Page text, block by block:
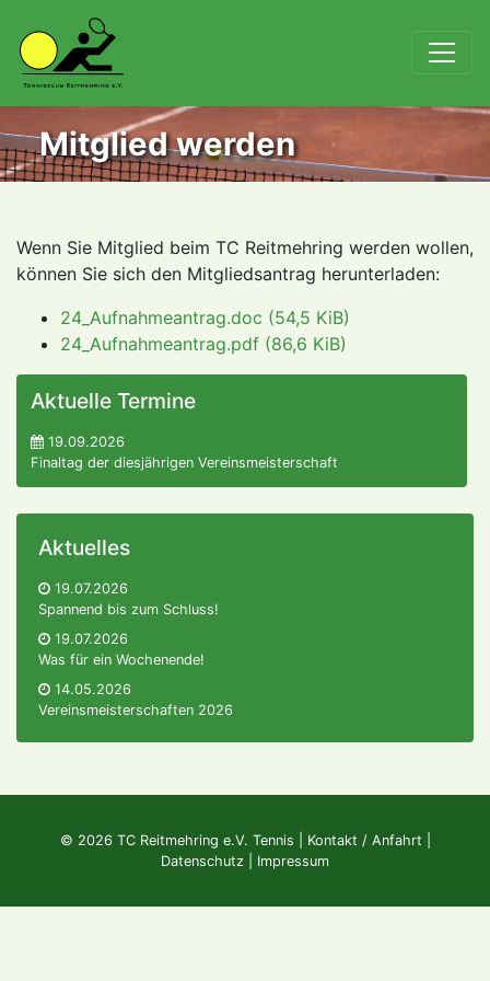
Mitglied werden
Wenn Sie Mitglied beim TC Reitmehring werden wollen,
können Sie sich den Mitgliedsantrag herunterladen:
24_Aufnahmeantrag.doc (54,5 KiB)
24_Aufnahmeantrag.pdf (86,6 KiB)
Aktuelle Termine
19.09.2026
Finaltag der diesjährigen Vereinsmeisterschaft
Aktuelles
19.07.2026
Spannend bis zum Schluss!
19.07.2026
Was für ein Wochenende!
14.05.2026
Vereinsmeisterschaften 2026
© 2026 TC Reitmehring e.V. Tennis | Kontakt / Anfahrt
Datenschutz
Impressum